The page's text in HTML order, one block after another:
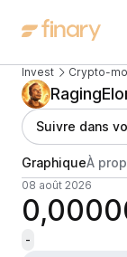
Invest Crypto-
Suivre dans
GraphiqueÀ
08 août 2026
-